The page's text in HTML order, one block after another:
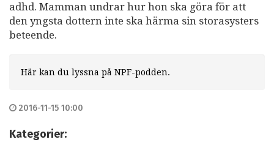
adhd. Mamman undrar hur hon ska göra för att
den yngsta dottern inte ska härma sin storasysters
beteende.
Här kan du lyssna på NPF-podden.
2016-11-15 10:00
Kategorier: